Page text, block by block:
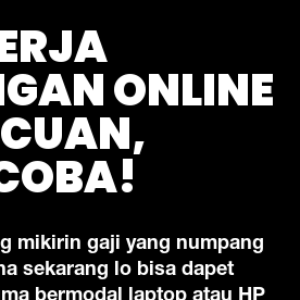
ONLINE
mikirin gaji yang numpang
sekarang lo bisa dapet